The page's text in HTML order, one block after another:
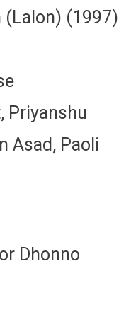
(Lalon) (1997)
Priyanshu
Asad, Paoli
Dhonno